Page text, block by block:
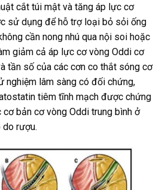
cắt túi mật và tăng áp lực cơ
sử dụng để hỗ trợ loại bỏ sỏi ống
cần nong nhú qua nội soi hoặc
giảm cả áp lực cơ vòng Oddi cơ
tần số của các cơn co thắt sóng cơ
nghiệm lâm sàng có đối chứng,
tiêm tĩnh mạch được chứng
bản cơ vòng Oddi trung bình ở
do rượu.